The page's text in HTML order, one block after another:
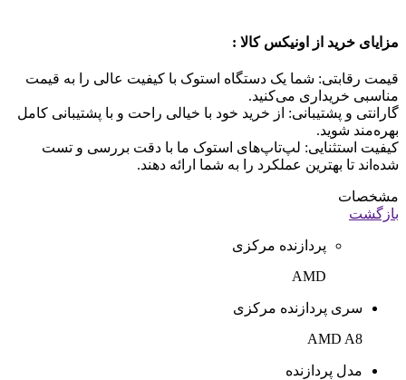
مزایای خرید از اونیکس کالا :
قیمت رقابتی: شما یک دستگاه استوک با کیفیت عالی را به قیمت
مناسبی خریداری می‌کنید.
گارانتی و پشتیبانی: از خرید خود با خیالی راحت و با پشتیبانی کامل
بهره‌مند شوید.
کیفیت استثنایی: لپ‌تاپ‌های استوک ما با دقت بررسی و تست
شده‌اند تا بهترین عملکرد را به شما ارائه دهند.
مشخصات
بازگشت
پردازنده مرکزی
AMD
سری پردازنده مرکزی
AMD A8
مدل پردازنده